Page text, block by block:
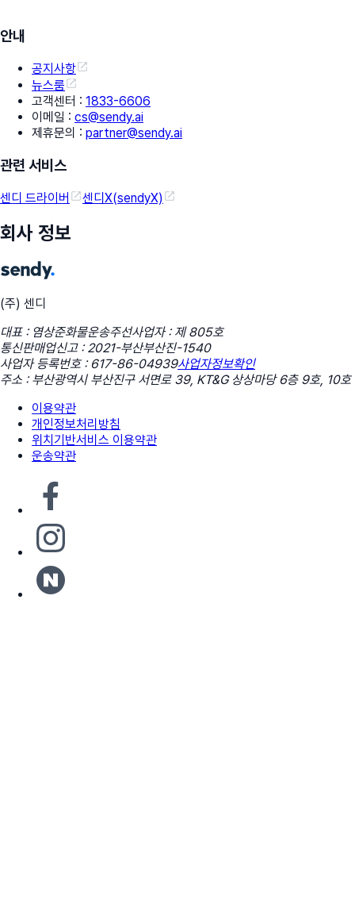
안내
공지사항
뉴스룸
고객센터 : 1833-6606
이메일 : cs@sendy.ai
제휴문의 : partner@sendy.ai
관련 서비스
센디 드라이버 센디X(sendyX)
회사 정보
(주) 센디
대표 : 염상준화물운송주선사업자 : 제 805호
통신판매업신고 : 2021-부산부산진-1540
사업자 등록번호 : 617-86-04939사업자정보확인
주소 : 부산광역시 부산진구 서면로 39, KT&G 상상마당 6층 9호, 10호
이용약관
개인정보처리방침
위치기반서비스 이용약관
운송약관